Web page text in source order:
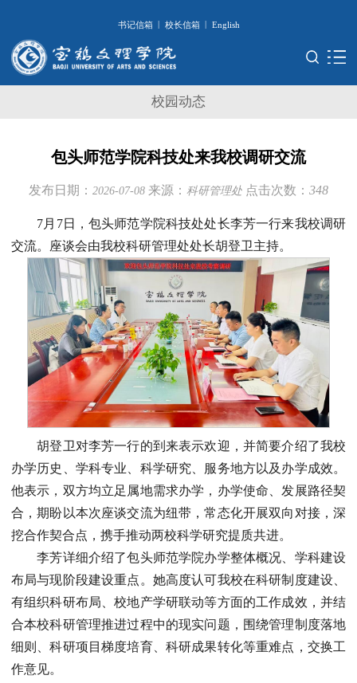
书记信箱 | 校长信箱 | English
校园动态
包头师范学院科技处来我校调研交流
发布日期： 2026-07-08 来源： 科研管理处 点击次数： 348
7月7日，包头师范学院科技处处长李芳一行来我校调研
交流。座谈会由我校科研管理处处长胡登卫主持。
胡登卫对李芳一行的到来表示欢迎，并简要介绍了我校
办学历史、学科专业、科学研究、服务地方以及办学成效。
他表示，双方均立足属地需求办学，办学使命、发展路径契
合，期盼以本次座谈交流为纽带，常态化开展双向对接，深
挖合作契合点，携手推动两校科学研究提质共进。
李芳详细介绍了包头师范学院办学整体概况、学科建设
布局与现阶段建设重点。她高度认可我校在科研制度建设、
有组织科研布局、校地产学研联动等方面的工作成效，并结
合本校科研管理推进过程中的现实问题，围绕管理制度落地
细则、科研项目梯度培育、科研成果转化等重难点，交换工
作意见。